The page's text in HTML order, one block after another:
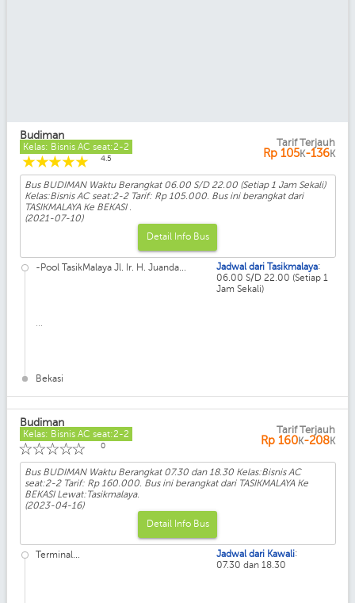
Budiman
Kelas: Bisnis AC seat:2-2
☆
☆
☆
☆
☆ 4.5
Tarif Terjauh
Rp 105K-136K
Bus BUDIMAN Waktu Berangkat 06.00 S/D 22.00 (Setiap 1 Jam Sekali)
Kelas:Bisnis AC seat:2-2 Tarif: Rp 105.000. Bus ini berangkat dari
TASIKMALAYA Ke BEKASI .
(2021-07-10)
Detail Info Bus
-Pool TasikMalaya Jl. Ir. H. Juanda...
Bekasi
Jadwal dari Tasikmalaya:
06.00 S/D 22.00 (Setiap 1
Jam Sekali)
Budiman
Kelas: Bisnis AC seat:2-2
☆
☆
☆
☆
☆ 0
Tarif Terjauh
Rp 160K-208K
Bus BUDIMAN Waktu Berangkat 07.30 dan 18.30 Kelas:Bisnis AC
seat:2-2 Tarif: Rp 160.000. Bus ini berangkat dari TASIKMALAYA Ke
BEKASI Lewat:Tasikmalaya.
(2023-04-16)
Detail Info Bus
Terminal... Jadwal dari Kawali:
07.30 dan 18.30